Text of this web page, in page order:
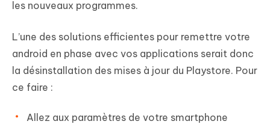
les nouveaux programmes.
L’une des solutions efficientes pour remettre votre
android en phase avec vos applications serait donc
la désinstallation des mises à jour du Playstore. Pour
ce faire :
Allez aux paramètres de votre smartphone